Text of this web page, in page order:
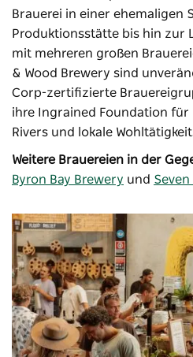
Brauerei in einer ehemaligen
Produktionsstätte bis hin zur
mit mehreren großen
& Wood Brewery sind
Corp-zertifizierte
ihre Ingrained Foundation für
Rivers und lokale
Weitere Brauereien in der
Byron Bay Brewery und